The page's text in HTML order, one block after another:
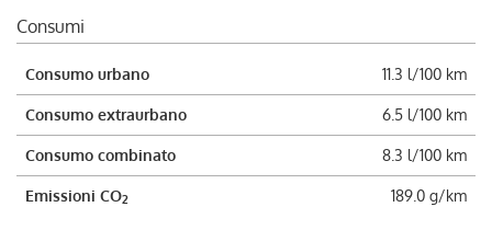
Consumi
Consumo urbano 11.3 l/100 km
Consumo extraurbano 6.5 l/100 km
Consumo combinato 8.3 l/100 km
Emissioni CO2 189.0 g/km